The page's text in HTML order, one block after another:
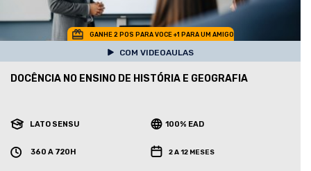
GANHE 2 POS PARA VOCE +1 PARA UM AMIGO
COM VIDEOAULAS
DOCÊNCIA NO ENSINO DE HISTÓRIA E GEOGRAFIA
LATO SENSU 100% EAD
360 A 720H 2 A 12 MESES